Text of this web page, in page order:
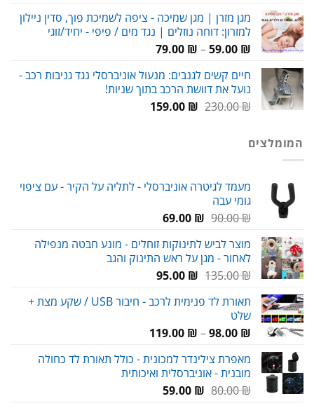
היה:
119.00 ₪.
הוא:
89.00 ₪.
מגן מזרן | מגן שמיכה - ציפה לשמיכת פוך, סדין ניילון
למזרון: דוחה נוזלים | נגד מים / פיפי - יחיד/זוגי
59.00 ₪
–
79.00 ₪
טווח
עד
חיים קשים לגנבים: מנעול אוניברסלי נגד גניבות רכב -
נועל את דוושת הרכב בתוך שניות!
230.00₪
המחיר159.00 ₪
המחיר
המומלצים
מעמד לגיטרה אוניברסלי - לתליה על הקיר - עם ציפוי
גומי עבה
90.00₪
המחיר
היה:
90.00 ₪.
69.00 ₪
המחיר
הוא:
69.00 ₪.
מוצר לביש לתינוקות זוחלים - מונע חבטה מנפילה
לאחור - מגן על ראש התינוק והגב
135.00₪
המחיר
היה:
95.00 ₪
המחיר
הוא:
תאורת לד פנימית לרכב - חיבור USB / שקע מצת +
שלט
98.00 ₪
–
119.00 ₪
עד
מאפרת צילינדר למכונית - כולל תאורת לד כחולה
מובנית - אוניברסלית ואיכותית
80.00₪
המחיר59.00 ₪
המחיר